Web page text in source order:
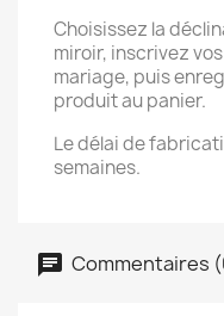
Choisissez la
miroir, inscrivez
mariage, puis
produit au panier.
Le délai de
semaines.
Commentaires